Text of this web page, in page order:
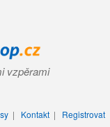
vzpěrami
| Kontakt | Registrovat